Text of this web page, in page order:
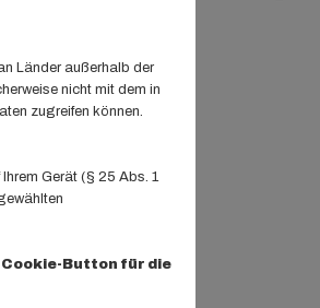
Länder außerhalb der
nicht mit dem in
zugreifen können.
Gerät (§ 25 Abs. 1
Button für die